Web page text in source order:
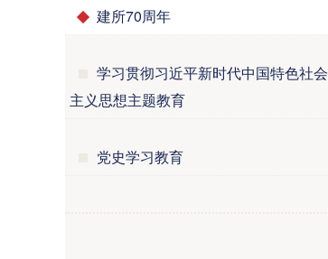
建所70周年
学习贯彻习近平新时代中国特色社会
主义思想主题教育
党史学习教育